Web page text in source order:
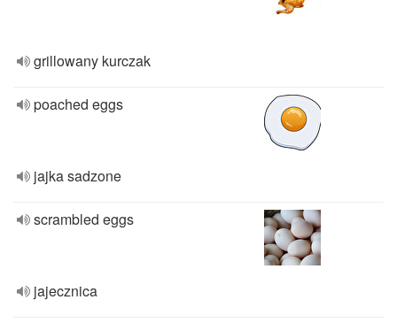
grillowany kurczak
poached eggs
jajka sadzone
scrambled eggs
jajecznica